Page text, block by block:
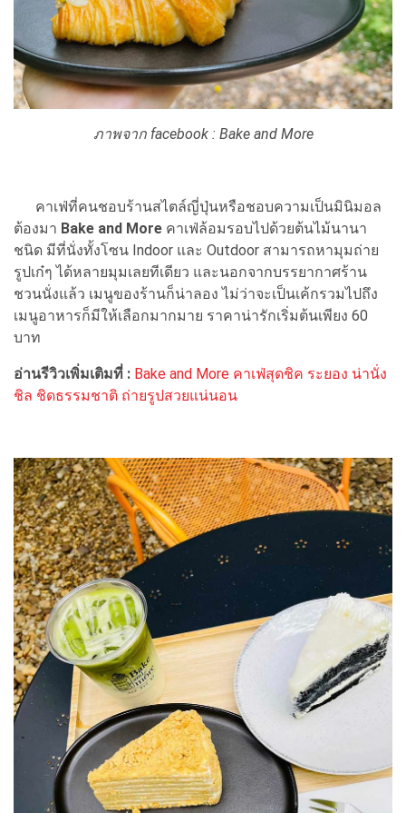
ภาพจาก facebook : Bake and More
คาเฟ่ที่คนชอบร้านสไตล์ญี่ปุ่นหรือชอบความเป็นมินิมอล
ต้องมา Bake and More คาเฟ่ล้อมรอบไปด้วยต้นไม้นานา
ชนิด มีที่นั่งทั้งโซน Indoor และ Outdoor สามารถหามุมถ่าย
รูปเก๋ๆ ได้หลายมุมเลยทีเดียว และนอกจากบรรยากาศร้าน
ชวนนั่งแล้ว เมนูของร้านก็น่าลอง ไม่ว่าจะเป็นเค้กรวมไปถึง
เมนูอาหารก็มีให้เลือกมากมาย ราคาน่ารักเริ่มต้นเพียง 60
บาท
อ่านรีวิวเพิ่มเติมที่ : Bake and More คาเฟ่สุดชิค ระยอง น่านั่ง
ชิล ชิดธรรมชาติ ถ่ายรูปสวยแน่นอน